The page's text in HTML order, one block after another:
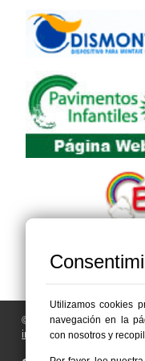
© 2006 - 2026 Portal de
info@portaldeabanilla.es
Utilizamos cookies
navegación en la
con nosotros y